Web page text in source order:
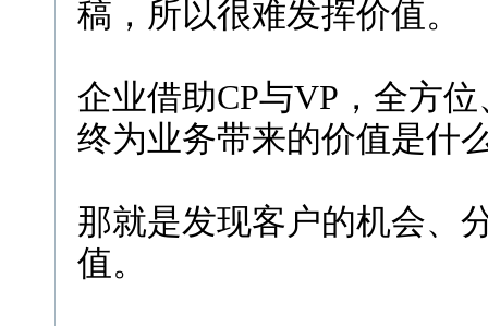
稿，所以很难发挥价值。
企业借助CP与VP，全方
终为业务带来的价值是什
那就是发现客户的机会、
值。